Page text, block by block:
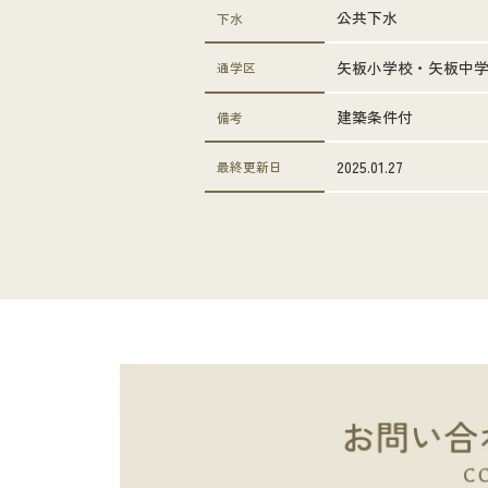
下水 公共下水
通学区 矢板小学校・矢板中
備考 建築条件付
最終更新日 2025.01.27